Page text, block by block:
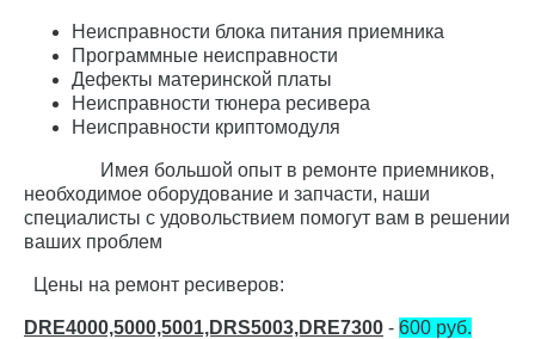
Неисправности блока питания приемника
Программные неисправности
Дефекты материнской платы
Неисправности тюнера ресивера
Неисправности криптомодуля
Имея большой опыт в ремонте приемников,
необходимое оборудование и запчасти, наши
специалисты с удовольствием помогут вам в решении
ваших проблем
Цены на ремонт ресиверов:
DRE4000,5000,5001,DRS5003,DRE7300 - 600 руб.